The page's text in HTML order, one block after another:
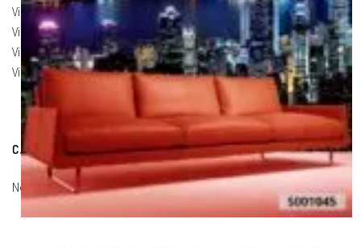
Vinilos Para Paredes (8)
Vinilos Para Puertas(9)
Vinilos Para Suelos(9)
Vinilos Para Vidrios(17)
CARRITO DE COMPRAS
No hay productos en el carrito.